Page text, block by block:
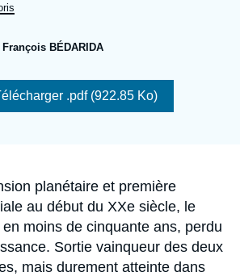
Se connecter
François BÉDARIDA
.pdf (922.85 Ko)
planétaire et première
au début du XXe siècle, le
moins de cinquante ans, perdu
Sortie vainqueur des deux
mais durement atteinte dans